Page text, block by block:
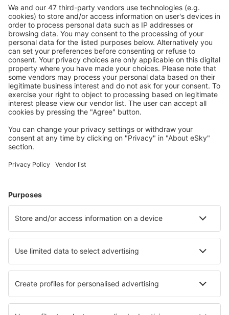
Planifică ȋn siguranţă
Rezervare fără griji cu opțiune gratuită de anulare.
Economiseşte mai mult
Prețuri atractive și oferte speciale pentru utilizatorii
conectați.
Cazarea preferată
Alege din peste 1,3 mil. de opţiuni: hoteluri, cabane,
Cele mai căutate cazări de către utilizatorii eSky
Cazare în Arequipa
Cazare în Cusco Cazare în Lima Cazare în Rioja
Cazare în Lamud Cazare în Cabanaconde
Cazare Cocachacra Cazare în San Ramón
Cele mai bune locuri de cazare - orașe
Cazare în Berenty Cazare în Montieramey